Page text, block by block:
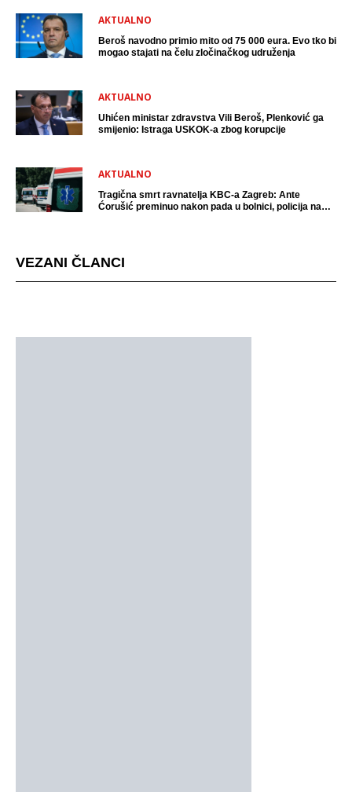
AKTUALNO
Beroš navodno primio mito od 75 000 eura. Evo tko bi
mogao stajati na čelu zločinačkog udruženja
AKTUALNO
Uhićen ministar zdravstva Vili Beroš, Plenković ga
smijenio: Istraga USKOK-a zbog korupcije
AKTUALNO
Tragična smrt ravnatelja KBC-a Zagreb: Ante
Ćorušić preminuo nakon pada u bolnici, policija na
VEZANI ČLANCI